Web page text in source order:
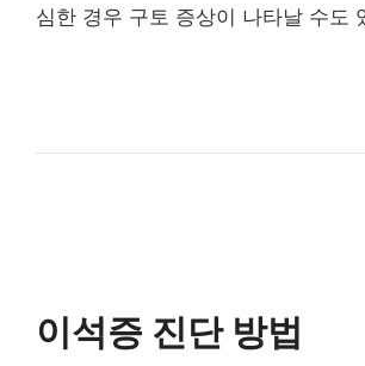
심한 경우 구토 증상이 나타날 수도
이석증 진단 방법